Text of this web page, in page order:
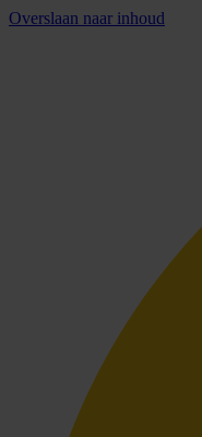
Overslaan naar inhoud